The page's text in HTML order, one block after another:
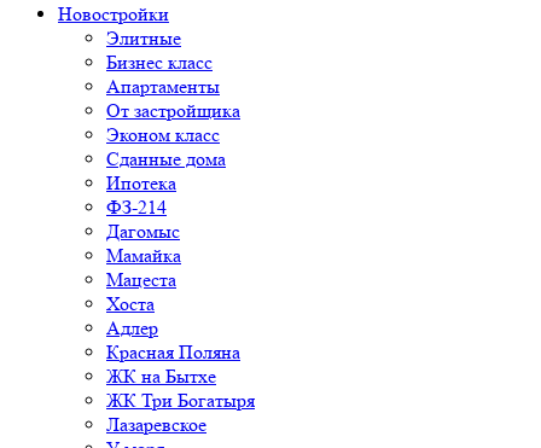
Новостройки
Элитные
Бизнес класс
Апартаменты
От застройщика
Эконом класс
Сданные дома
Ипотека
ФЗ-214
Дагомыс
Мамайка
Мацеста
Хоста
Адлер
Красная Поляна
ЖК на Бытхе
ЖК Три Богатыря
Лазаревское